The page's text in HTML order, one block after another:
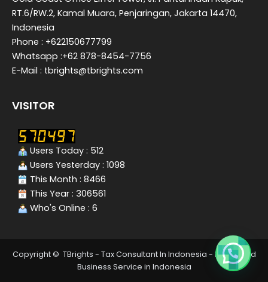
RT.6/RW.2, Kamal Muara, Penjaringan, Jakarta 14470,
Indonesia
Phone : +622150677799
Whatsapp :+62 878-8454-7756
E-Mail : tbrights@tbrights.com
VISITOR
Users Today : 512
Users Yesterday : 1098
This Month : 8466
This Year : 306561
Who's Online : 6
Copyright © TBrights - Tax Consultant In Indonesia - Integrated
Business Service in Indonesia
Need Consultation ?